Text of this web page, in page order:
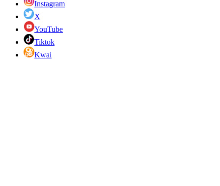
Instagram
X
YouTube
Tiktok
Kwai